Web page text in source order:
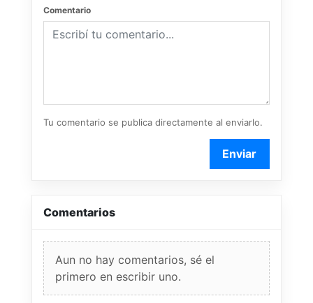
Comentario
Tu comentario se publica directamente al enviarlo.
Enviar
Comentarios
Aun no hay comentarios, sé el
primero en escribir uno.